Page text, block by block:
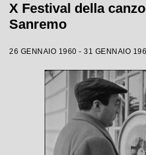
X Festival della
Sanremo
26 GENNAIO 1960 - 31 GENNAIO